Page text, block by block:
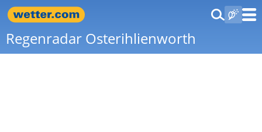
Regenradar Osterihlienworth